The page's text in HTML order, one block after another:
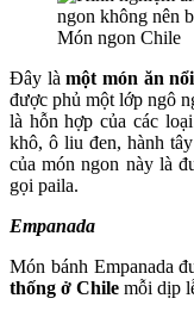
Món ngon Chile
Đây làmột món ăn
được phủ một lớp ngô
là hỗn hợp của các
khô, ô liu đen, hành
của món ngon này là
gọi paila.
Empanada
Món bánh Empanada
thống ở Chile mỗi dịp